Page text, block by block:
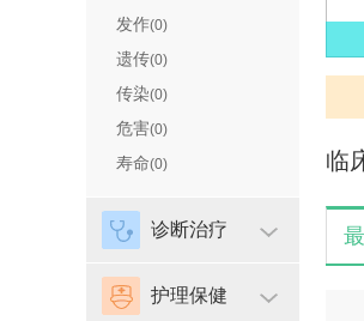
发作(0)
遗传(0)
传染(0)
危害(0)
寿命(0)
诊断治疗
护理保健
临